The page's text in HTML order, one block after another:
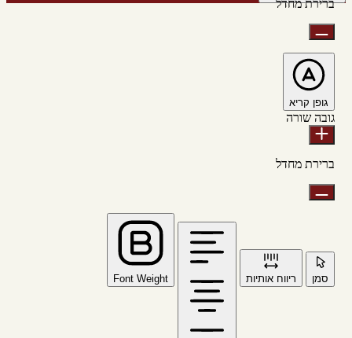
ברירת מחדל
גופן קריא
גובה שורה
ברירת מחדל
סמן ריווח אותיות Font Weight